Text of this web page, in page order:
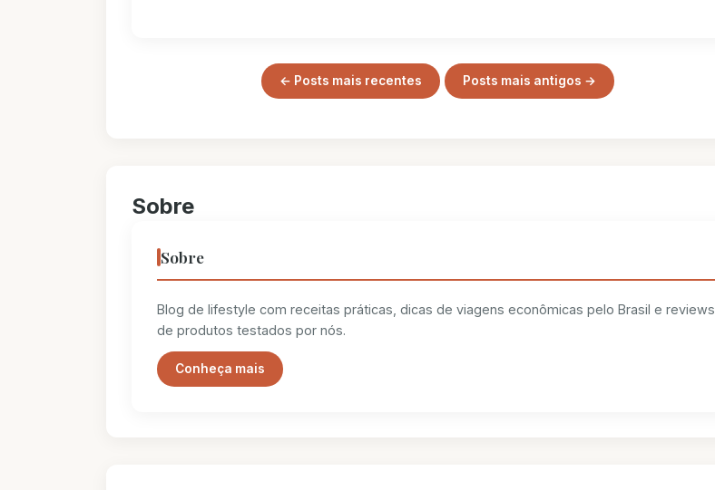
← Posts mais recentes Posts mais antigos →
Sobre
Sobre
Blog de lifestyle com receitas práticas, dicas de viagens econômicas pelo Brasil e reviews
de produtos testados por nós.
Conheça mais